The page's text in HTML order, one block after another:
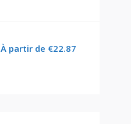
À partir de €22.87